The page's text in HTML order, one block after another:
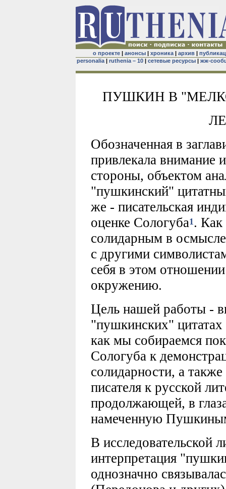
о проекте| анонсы| хроника| архив|
personalia| ruthenia – 10| сетевые ресурсы| жж-
ПУШКИН В
Обозначенная в
привлекала внимание
стороны, объектом
"пушкинский"
же - писательская
оценке Сологуба1 . Как
солидарным в
с другими
себя в этом
окружению.
Цель нашей работы -
"пушкинских"
как мы собираемся
Сологуба к
солидарности, а
писателя к русской
продолжающей, в
намеченную
В исследовательской
интерпретация
однозначно